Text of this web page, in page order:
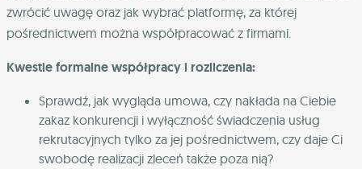
zwrócić uwagę oraz jak wybrać platformę, za której
pośrednictwem można współpracować z firmami.
Kwestie formalne współpracy i rozliczenia:
Sprawdź, jak wygląda umowa, czy nakłada na Ciebie
zakaz konkurencji i wyłączność świadczenia usług
rekrutacyjnych tylko za jej pośrednictwem, czy daje Ci
swobodę realizacji zleceń także poza nią?